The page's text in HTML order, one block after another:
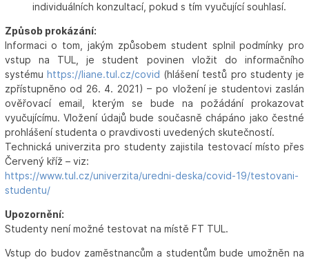
individuálních konzultací, pokud s tím vyučující souhlasí.
Způsob prokázání:
Informaci o tom, jakým způsobem student splnil podmínky pro
vstup na TUL, je student povinen vložit do informačního
systému https://liane.tul.cz/covid (hlášení testů pro studenty je
zpřístupněno od 26. 4. 2021) – po vložení je studentovi zaslán
ověřovací email, kterým se bude na požádání prokazovat
vyučujícímu. Vložení údajů bude současně chápáno jako čestné
prohlášení studenta o pravdivosti uvedených skutečností.
Technická univerzita pro studenty zajistila testovací místo přes
Červený kříž – viz:
https://www.tul.cz/univerzita/uredni-deska/covid-19/testovani-
studentu/
Upozornění:
Studenty není možné testovat na místě FT TUL.
Vstup do budov zaměstnancům a studentům bude umožněn na